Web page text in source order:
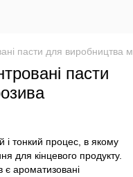
пасти для виробництва
пасти
і тонкий процес, в якому
для кінцевого продукту.
є ароматизовані